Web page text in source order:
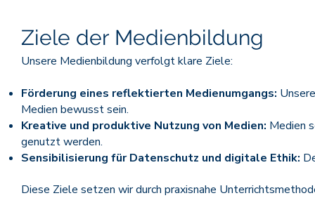
Ziele der Medienbildung
Unsere Medienbildung verfolgt klare Ziele:
Förderung eines reflektierten Medienumgangs:
Medien bewusst sein.
Kreative und produktive Nutzung von Medien: Medien
genutzt werden.
Sensibilisierung für Datenschutz und digitale Ethik:
Diese Ziele setzen wir durch praxisnahe